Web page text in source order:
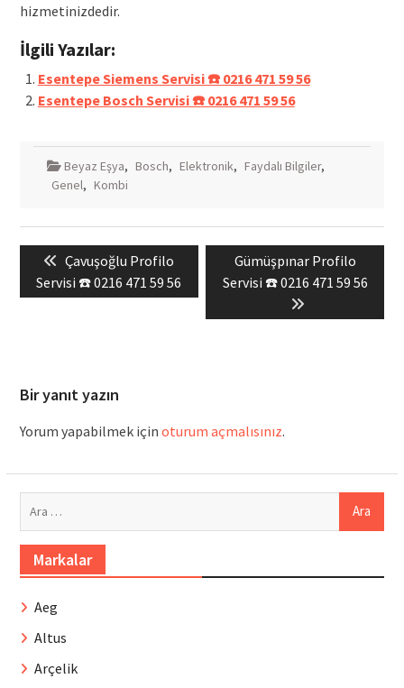
hizmetinizdedir.
İlgili Yazılar:
Esentepe Siemens Servisi ☎️ 0216 471 59 56
Esentepe Bosch Servisi ☎️ 0216 471 59 56
Beyaz Eşya, Bosch, Elektronik, Faydalı Bilgiler,
Genel, Kombi
gezinmesi
Previous
post:
Çavuşoğlu Profilo
Servisi ☎️ 0216 471 59 56
Next
post:
Gümüşpınar Profilo
Servisi ☎️ 0216 471 59 56
Bir yanıt yazın
Yorum yapabilmek için oturum açmalısınız.
Markalar
Aeg
Altus
Arçelik